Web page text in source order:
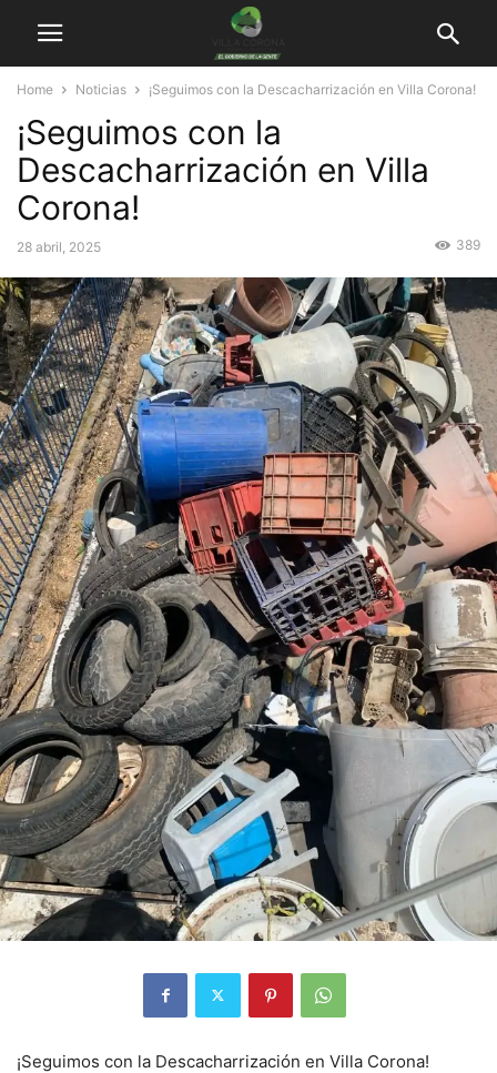
Home Noticias ¡Seguimos con la Descacharrización en Villa Corona!
¡Seguimos con la
Descacharrización en Villa
Corona!
28 abril, 2025 389
¡Seguimos con la Descacharrización en Villa Corona!